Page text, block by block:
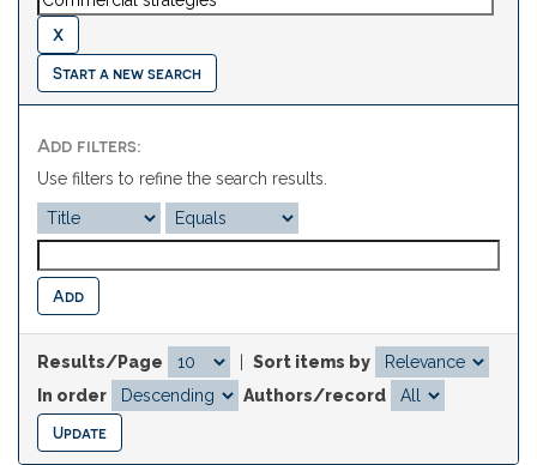
Start a new search
Add filters:
Use filters to refine the search results.
Results/Page
Sort items by
In order
Authors/record